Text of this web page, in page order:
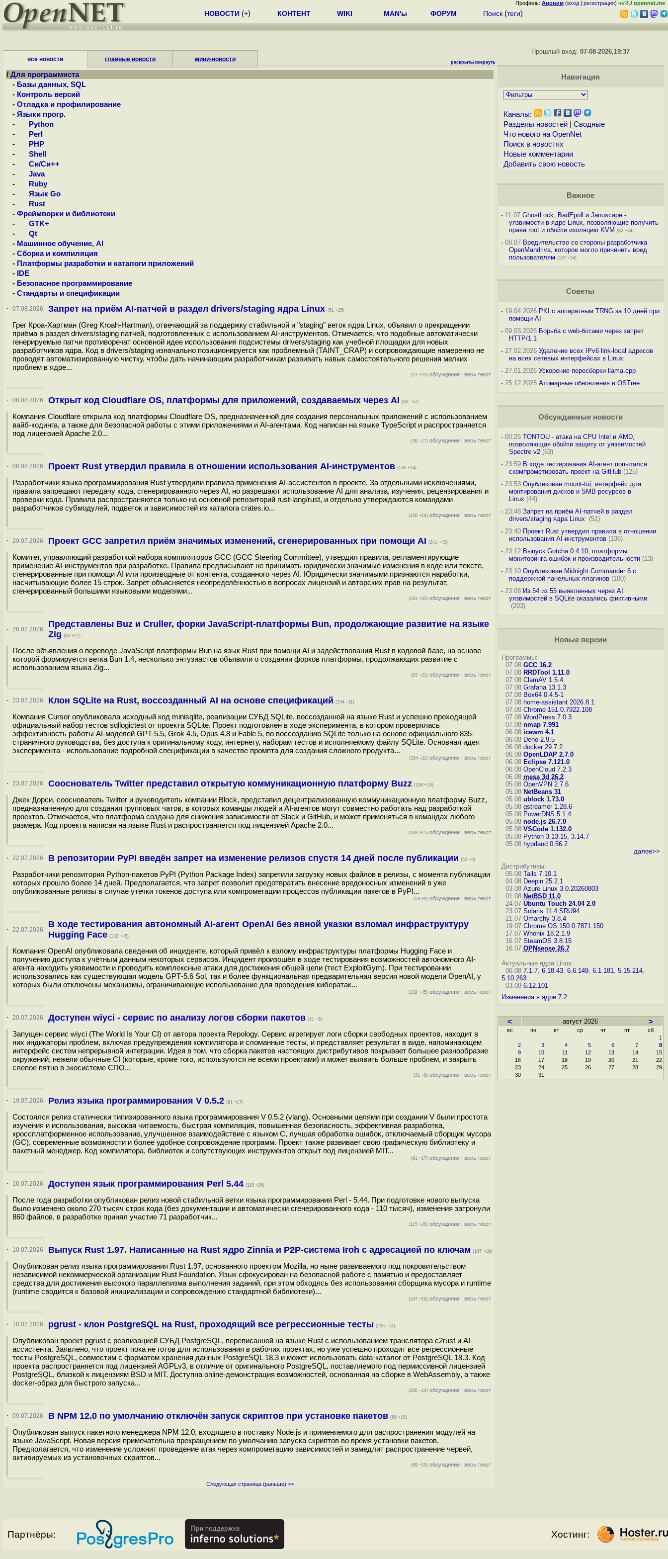
Профиль: Аноним (вход | регистрация) неRU opennet.me
НОВОСТИ (+) КОНТЕНТ WIKI MAN'ы ФОРУМ Поиск (теги)
все новости главные новости мини-новости раскрыть/свернуть
/ Для программиста
- Базы данных, SQL
- Контроль версий
- Отладка и профилирование
- Языки прогр.
-
Python
-
Perl
-
PHP
-
Shell
-
Си/Си++
-
Java
-
Ruby
-
Язык Go
-
Rust
- Фреймворки и библиотеки
-
GTK+
-
Qt
- Машинное обучение, AI
- Сборка и компиляция
- Платформы разработки и каталоги приложений
-
IDE
- Безопасное программирование
- Стандарты и спецификации
· 07.08.2026 Запрет на приём AI-патчей в раздел drivers/staging ядра Linux (51 +25)
Грег Кроа-Хартман (Greg Kroah-Hartman), отвечающий за поддержку стабильной и "staging" веток ядра Linux, объявил о прекращении
приёма в раздел drivers/staging патчей, подготовленных с использованием AI-инструментов. Отмечается, что подобные автоматически
генерируемые патчи противоречат основной идее использования подсистемы drivers/staging как учебной площадки для новых
разработчиков ядра. Код в drivers/staging изначально позиционируется как проблемный (TAINT_CRAP) и сопровождающие намеренно не
проводят автоматизированную чистку, чтобы дать начинающим разработчикам развивать навык самостоятельного решения мелких
проблем в ядре...
(51 +25) обсуждение | весь текст
· 06.08.2026 Открыт код Cloudflare OS, платформы для приложений, создаваемых через AI (36 –17)
Компания Cloudflare открыла код платформы Cloudflare OS, предназначенной для создания персональных приложений с использованием
вайб-кодинга, а также для безопасной работы с этими приложениями и AI-агентами. Код написан на языке TypeScript и распространяется
под лицензией Apache 2.0...
(36 –17) обсуждение | весь текст
· 06.08.2026 Проект Rust утвердил правила в отношении использования AI-инструментов (136 +14)
Разработчики языка программирования Rust утвердили правила применения AI-ассистентов в проекте. За отдельными исключениями,
правила запрещают передачу кода, сгенерированного через AI, но разрешают использование AI для анализа, изучения, рецензирования и
проверки кода. Правила распространяются только на основной репозиторий rust-lang/rust, и отдельно утверждаются командами
разработчиков субмодулей, подветок и зависимостей из каталога crates.io...
(136 +14) обсуждение | весь текст
· 29.07.2026 Проект GCC запретил приём значимых изменений, сгенерированных при помощи AI (241 +43)
Комитет, управляющий разработкой набора компиляторов GCC (GCC Steering Committee), утвердил правила, регламентирующие
применение AI-инструментов при разработке. Правила предписывают не принимать юридически значимые изменения в коде или тексте,
сгенерированные при помощи AI или производные от контента, созданного через AI. Юридически значимыми признаются наработки,
насчитывающие более 15 строк. Запрет объясняется неопределённостью в вопросах лицензий и авторских прав на результат,
сгенерированный большими языковыми моделями...
(241 +43) обсуждение | весь текст
· 26.07.2026
Представлены Buz и Cruller, форки JavaScript-платформы Bun, продолжающие развитие на языке
Zig (83 +21)
После объявления о переводе JavaScript-платформы Bun на язык Rust при помощи AI и задействования Rust в кодовой базе, на основе
которой формируется ветка Bun 1.4, несколько энтузиастов объявили о создании форков платформы, продолжающих развитие с
использованием языка Zig...
(83 +21) обсуждение | весь текст
· 23.07.2026 Клон SQLite на Rust, воссозданный AI на основе спецификаций (154 –11)
Компания Cursor опубликовала исходный код minisqlite, реализации СУБД SQLite, воссозданной на языке Rust и успешно проходящей
официальный набор тестов sqllogictest от проекта SQLite. Проект подготовлен в ходе эксперимента, в котором проверялась
эффективность работы AI-моделей GPT-5.5, Grok 4.5, Opus 4.8 и Fable 5, по воссозданию SQLite только на основе официального 835-
страничного руководства, без доступа к оригинальному коду, интернету, наборам тестов и исполняемому файлу SQLite. Основная идея
эксперимента - использование подробной спецификации в качестве промпта для создания сложного продукта...
(154 –11) обсуждение | весь текст
· 23.07.2026 Сооснователь Twitter представил открытую коммуникационную платформу Buzz (108 +15)
Джек Дорси, сооснователь Twitter и руководитель компании Block, представил децентрализованную коммуникационную платформу Buzz,
предназначенную для создания групповых чатов, в которых команды людей и AI-агентов могут совместно работать над разработкой
проектов. Отмечается, что платформа создана для снижения зависимости от Slack и GitHub, и может применяться в командах любого
размера. Код проекта написан на языке Rust и распространяется под лицензией Apache 2.0...
(108 +15) обсуждение | весь текст
· 22.07.2026 В репозитории PyPI введён запрет на изменение релизов спустя 14 дней после публикации (53 +9)
Разработчики репозитория Python-пакетов PyPI (Python Package Index) запретили загрузку новых файлов в релизы, с момента публикации
которых прошло более 14 дней. Предполагается, что запрет позволит предотвратить внесение вредоносных изменений в уже
опубликованные релизы в случае утечки токенов доступа или компрометации процессов публикации пакетов в PyPI...
(53 +9) обсуждение | весь текст
· 22.07.2026
В ходе тестирования автономный AI-агент OpenAI без явной указки взломал инфраструктуру
Hugging Face (132 +45)
Компания OpenAI опубликовала сведения об инциденте, который привёл к взлому инфраструктуры платформы Hugging Face и
получению доступа к учётным данным некоторых сервисов. Инцидент произошёл в ходе тестирования возможностей автономного AI-
агента находить уязвимости и проводить комплексные атаки для достижения общей цели (тест ExploitGym). При тестировании
использовались как существующая модель GPT‑5.6 Sol, так и более функциональная предварительная версия новой модели OpenAI, у
которых были отключены механизмы, ограничивающие использование для проведения кибератак...
(132 +45) обсуждение | весь текст
· 20.07.2026 Доступен wiyci - сервис по анализу логов сборки пакетов (31 +9)
Запущен сервис wiyci (The World Is Your CI) от автора проекта Repology. Сервис агрегирует логи сборки свободных проектов, находит в
них индикаторы проблем, включая предупреждения компилятора и сломанные тесты, и представляет результат в виде, напоминающем
интерфейс систем непрерывной интеграции. Идея в том, что сборка пакетов настоящих дистрибутивов покрывает большее разнообразие
окружений, нежели обычные CI (которые, кроме того, используются не всеми проектами) и может выявить больше проблем, и закрыть
слепое пятно в экосистеме СПО...
(31 +9) обсуждение | весь текст
· 19.07.2026 Релиз языка программирования V 0.5.2 (91 +17)
Состоялся релиз статически типизированного языка программирования V 0.5.2 (vlang). Основными целями при создании V были простота
изучения и использования, высокая читаемость, быстрая компиляция, повышенная безопасность, эффективная разработка,
кроссплатформенное использование, улучшенное взаимодействие с языком C, лучшая обработка ошибок, отключаемый сборщик мусора
(GC), современные возможности и более удобное сопровождение программ. Проект также развивает свою графическую библиотеку и
пакетный менеджер. Код компилятора, библиотек и сопутствующих инструментов открыт под лицензией MIT...
(91 +17) обсуждение | весь текст
· 16.07.2026 Доступен язык программирования Perl 5.44 (115 +26)
После года разработки опубликован релиз новой стабильной ветки языка программирования Perl - 5.44. При подготовке нового выпуска
было изменено около 270 тысяч строк кода (без документации и автоматически сгенерированного кода - 110 тысяч), изменения затронули
860 файлов, в разработке принял участие 71 разработчик...
(115 +26) обсуждение | весь текст
· 10.07.2026 Выпуск Rust 1.97. Написанные на Rust ядро Zinnia и P2P-система Iroh с адресацией по ключам (147 +19)
Опубликован релиз языка программирования Rust 1.97, основанного проектом Mozilla, но ныне развиваемого под покровительством
независимой некоммерческой организации Rust Foundation. Язык сфокусирован на безопасной работе с памятью и предоставляет
средства для достижения высокого параллелизма выполнения заданий, при этом обходясь без использования сборщика мусора и runtime
(runtime сводится к базовой инициализации и сопровождению стандартной библиотеки)...
(147 +19) обсуждение | весь текст
· 10.07.2026 pgrust - клон PostgreSQL на Rust, проходящий все регрессионные тесты (206 –14)
Опубликован проект pgrust с реализацией СУБД PostgreSQL, переписанной на языке Rust c использованием транслятора c2rust и AI-
ассистента. Заявлено, что проект пока не готов для использования в рабочих проектах, но уже успешно проходит все регрессионные
тесты PostgreSQL, совместим с форматом хранения данных PostgreSQL 18.3 и может использовать data-каталог от PostgreSQL 18.3. Код
проекта распространяется под лицензией AGPLv3, в отличие от оригинального PostgreSQL, поставляемого под пермиссивной лицензией
PostgreSQL, близкой к лицензиям BSD и MIT. Доступна online-демонстрация возможностей, основанная на сборке в WebAssembly, а также
docker-образ для быстрого запуска...
(206 –14) обсуждение | весь текст
· 09.07.2026 В NPM 12.0 по умолчанию отключён запуск скриптов при установке пакетов (69 +15)
Опубликован выпуск пакетного менеджера NPM 12.0, входящего в поставку Node.js и применяемого для распространения модулей на
языке JavaScript. Новая версия примечательна прекращением по умолчанию запуска скриптов во время установки пакетов.
Предполагается, что изменение усложнит проведение атак через компрометацию зависимостей и замедлит распространение червей,
активируемых из установочных скриптов...
(69 +15) обсуждение | весь текст
Следующая страница (раньше) >>
Прошлый вход:07-08-2026,19:37
Навигация
Каналы:
Разделы новостей| Сводные
Что нового на OpenNet
Поиск в новостях
Новые комментарии
Добавить свою новость
Важное
-11.07 GhostLock, BadEpoll и Januscape -
уязвимости в ядре Linux, позволяющие получить
права root и обойти изоляцию KVM (82 +34)
-08.07 Вредительство со стороны разработчика
OpenMandriva, которое могло причинить вред
пользователям (107 +34)
Советы
-19.04.2026 PKI с аппаратным TRNG за 10 дней при
помощи AI
-09.03.2026 Борьба с web-ботами через запрет
HTTP/1.1
-27.02.2026 Удаление всех IPv6 link-local адресов
на всех сетевых интерфейсах в Linux
-27.01.2026 Ускорение пересборки llama.cpp
-25.12.2025 Атомарные обновления в OSTree
Обсуждаемые новости
-00:25 TONTOU - атака на CPU Intel и AMD,
позволяющая обойти защиту от уязвимостей
Spectre v2(63)
-23:59 В ходе тестирования AI-агент попытался
скомпрометировать проект на GitHub(125)
-23:53 Опубликован mount-tui, интерфейс для
монтирования дисков и SMB-ресурсов в
Linux (44)
-23:48 Запрет на приём AI-патчей в раздел
drivers/staging ядра Linux
(51)
-23:40 Проект Rust утвердил правила в отношении
использования AI-инструментов(136)
-23:12 Выпуск Gotcha 0.4.10, платформы
мониторинга ошибок и производительности(13)
-23:10 Опубликован Midnight Commander 6 c
поддержкой панельных плагинов(100)
-23:08 Из 54 из 55 выявленных через AI
уязвимостей в SQLite оказались фиктивными
(203)
Новые версии
Программы:
07.08 GCC 16.2
07.08 RRDTool 1.11.0
07.08 ClamAV 1.5.4
07.08 Grafana 13.1.3
07.08 Box64 0.4.5-1
07.08 home-assistant 2026.8.1
07.08 Chrome 151.0.7922.108
07.08 WordPress 7.0.3
07.08 nmap 7.991
06.08 icewm 4.1
06.08 Deno 2.9.5
06.08 docker 29.7.2
06.08 OpenLDAP 2.7.0
06.08 Eclipse 7.121.0
06.08 OpenCloud 7.2.3
06.08 mesa 3d 26.2
05.08 OpenVPN 2.7.6
05.08 NetBeans 31
05.08 ublock 1.73.0
05.08 gstreamer 1.28.6
05.08 PowerDNS 5.1.4
05.08 node.js 26.7.0
05.08 VSCode 1.132.0
05.08 Python 3.13.15, 3.14.7
05.08 hyprland 0.56.2
далее>>
Дистрибутивы:
05.08 Tails 7.10.1
04.08 Deepin 25.2.1
03.08 Azure Linux 3.0.20260803
01.08 NetBSD 11.0
24.07 Ubuntu Touch 24.04 2.0
23.07 Solaris 11.4 SRU94
21.07 Omarchy 3.8.4
19.07 Chrome OS 150.0.7871.150
17.07 Whonix 18.2.1.9
16.07 SteamOS 3.8.15
16.07 OPNsense 26.7
Актуальные ядра Linux:
06.08 7.1.7, 6.18.43, 6.6.149, 6.1.181, 5.15.214,
5.10.263
03.08 6.12.101
Изменения в ядре 7.2
< август 2026 >
вс пн вт ср чт пт
сб
1
2
3 4 5 6 7
8
9
10 11 12 13 14
15
16
17 18 19 20 21
22
23
24 25 26 27 28
29
30
31
Партнёры: Хостинг: